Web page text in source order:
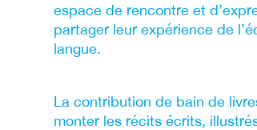
espace de rencontre et
partager leur expérience de
langue.
La contribution de bain de
monter les récits écrits,